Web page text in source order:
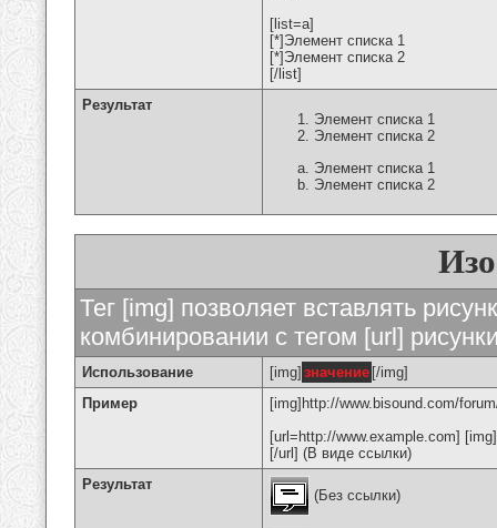
[list=a]
[*]Элемент списка 1
[*]Элемент списка 2
[/list]
Результат
Элемент списка 1
Элемент списка 2
Элемент списка 1
Элемент списка 2
Тег [img] позволяет вставлять
комбинировании с тегом [url]
Использование [img] значение [/img]
Пример
[img]http://www.bisound.com/
[url=http://www.example.com]
[/url] (В виде ссылки)
Результат
(Без ссылки)